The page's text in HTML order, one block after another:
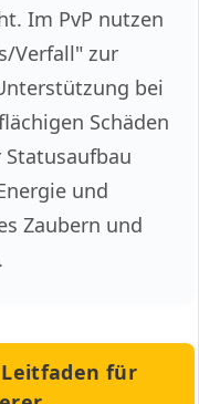
Im PvP nutzen
Verfall" zur
bei
Schäden
und
Zaubern und
für